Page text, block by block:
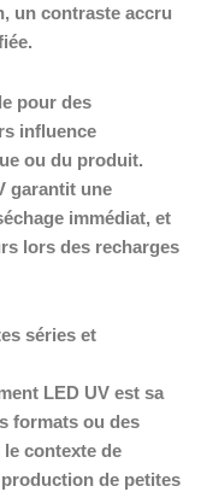
un contraste accru
pour des
influence
ou du produit.
garantit une
immédiat, et
lors des recharges
séries et
LED UV est sa
formats ou des
contexte de
production de petites